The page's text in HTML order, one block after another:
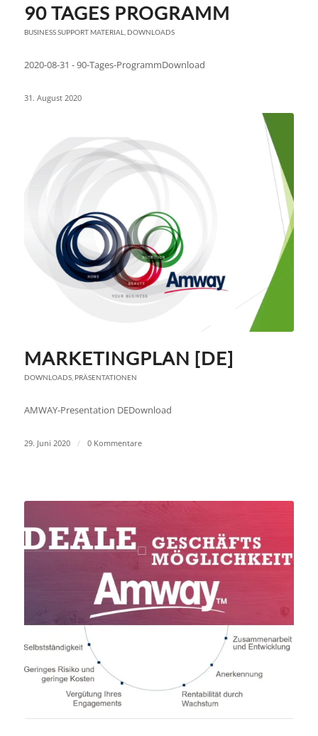
90 TAGES PROGRAMM
BUSINESS SUPPORT MATERIAL DOWNLOADS
2020-08-31 - 90-Tages-ProgrammDownload
31. August 2020
MARKETINGPLAN [DE]
DOWNLOADS, PRÄSENTATIONEN
AMWAY-Presentation DEDownload
29. Juni 2020 / 0 Kommentare